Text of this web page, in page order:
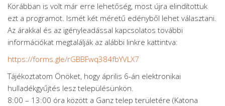
Korábban is volt már erre lehetőség, most újra elindítottuk
ezt a programot. Ismét két méretű edényből lehet választani.
Az árakkal és az igényleadással kapcsolatos további
információkat megtalálják az alábbi linkre kattintva:
https://forms.gle/rGBBFwq384fbYVLX7
Tájékoztatom Önöket, hogy április 6-án elektronikai
hulladékgyűjtés lesz településünkön.
8:00 – 13:00 óra között a Ganz telep területére (Katona